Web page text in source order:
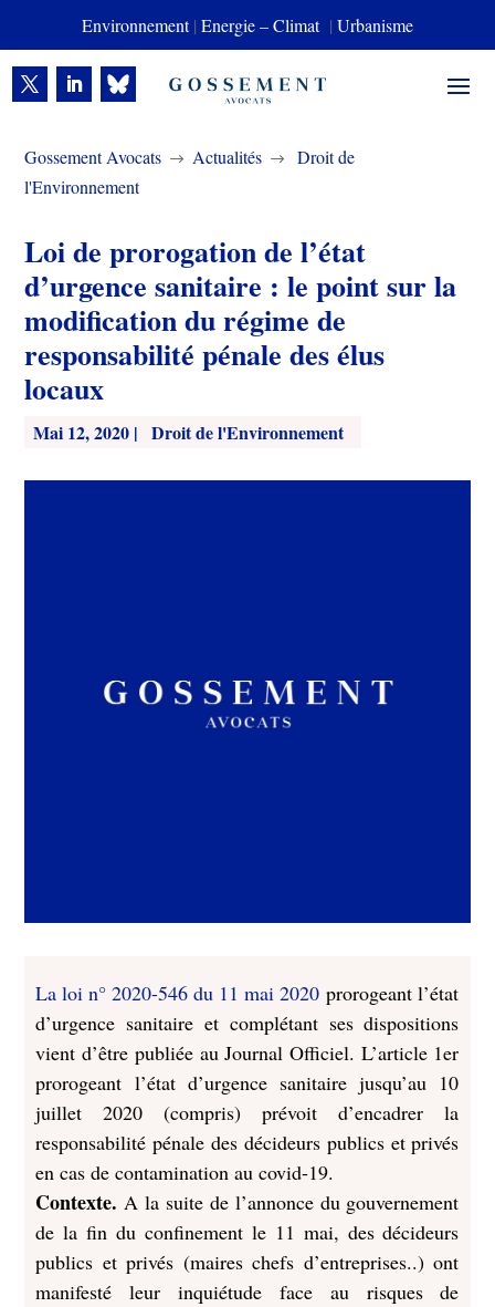
Environnement| Energie – Climat | Urbanisme
Gossement Avocats $ Actualités $
Droit de
l'Environnement
Loi de prorogation de l’état
d’urgence sanitaire : le point sur la
modification du régime de
responsabilité pénale des élus
locaux
Mai 12, 2020 | Droit de l'Environnement
La loi n° 2020-546 du 11 mai 2020 prorogeant l’état
d’urgence sanitaire et complétant ses dispositions
vient d’être publiée au Journal Officiel. L’article 1er
prorogeant l’état d’urgence sanitaire jusqu’au 10
juillet 2020 (compris) prévoit d’encadrer la
responsabilité pénale des décideurs publics et privés
en cas de contamination au covid-19.
Contexte. A la suite de l’annonce du gouvernement
de la fin du confinement le 11 mai, des décideurs
publics et privés (maires chefs d’entreprises..) ont
manifesté leur inquiétude face au risques de